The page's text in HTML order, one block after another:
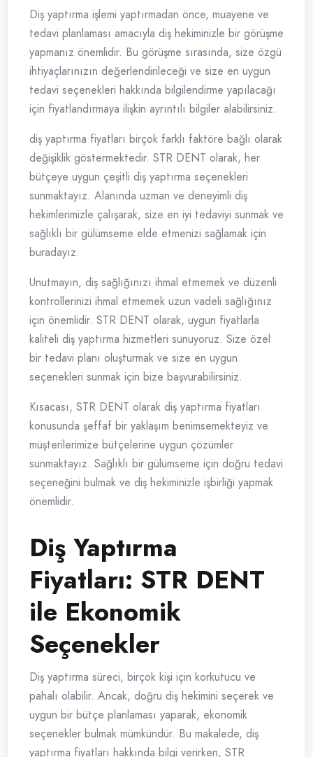
Diş yaptırma işlemi yaptırmadan önce, muayene ve
tedavi planlaması amacıyla diş hekiminizle bir görüşme
yapmanız önemlidir. Bu görüşme sırasında, size özgü
ihtiyaçlarınızın değerlendirileceği ve size en uygun
tedavi seçenekleri hakkında bilgilendirme yapılacağı
için fiyatlandırmaya ilişkin ayrıntılı bilgiler alabilirsiniz.
diş yaptırma fiyatları birçok farklı faktöre bağlı olarak
değişiklik göstermektedir. STR DENT olarak, her
bütçeye uygun çeşitli diş yaptırma seçenekleri
sunmaktayız. Alanında uzman ve deneyimli diş
hekimlerimizle çalışarak, size en iyi tedaviyi sunmak ve
sağlıklı bir gülümseme elde etmenizi sağlamak için
buradayız.
Unutmayın, diş sağlığınızı ihmal etmemek ve düzenli
kontrollerinizi ihmal etmemek uzun vadeli sağlığınız
için önemlidir. STR DENT olarak, uygun fiyatlarla
kaliteli diş yaptırma hizmetleri sunuyoruz. Size özel
bir tedavi planı oluşturmak ve size en uygun
seçenekleri sunmak için bize başvurabilirsiniz.
Kısacası, STR DENT olarak diş yaptırma fiyatları
konusunda şeffaf bir yaklaşım benimsemekteyiz ve
müşterilerimize bütçelerine uygun çözümler
sunmaktayız. Sağlıklı bir gülümseme için doğru tedavi
seçeneğini bulmak ve diş hekiminizle işbirliği yapmak
önemlidir.
Diş Yaptırma
Fiyatları: STR DENT
ile Ekonomik
Seçenekler
Diş yaptırma süreci, birçok kişi için korkutucu ve
pahalı olabilir. Ancak, doğru diş hekimini seçerek ve
uygun bir bütçe planlaması yaparak, ekonomik
seçenekler bulmak mümkündür. Bu makalede, diş
yaptırma fiyatları hakkında bilgi verirken, STR